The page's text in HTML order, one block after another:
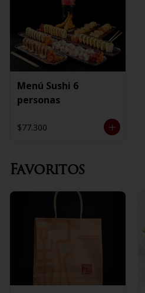
Menú Sushi 6
personas
$77.300
Favoritos